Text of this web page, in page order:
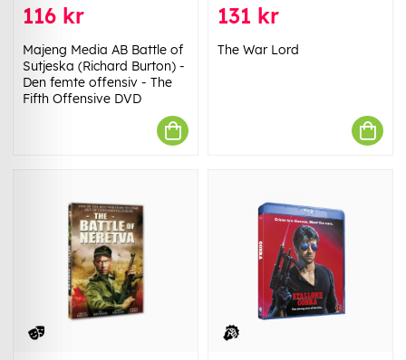
116 kr
Majeng Media AB Battle of
Sutjeska (Richard Burton) -
Den femte offensiv - The
Fifth Offensive DVD
131 kr
The War Lord